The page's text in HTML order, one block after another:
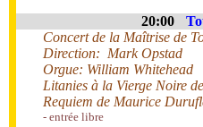
20:00
Concert de la Maîtrise de
Direction: Mark Opstad
Orgue: William Whitehead
Litanies à la Vierge Noire
Requiem de Maurice
- entrée libre